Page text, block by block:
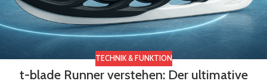
TECHNIK & FUNKTION
t-blade Runner verstehen: Der ultimative